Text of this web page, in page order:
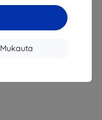
Mukauta